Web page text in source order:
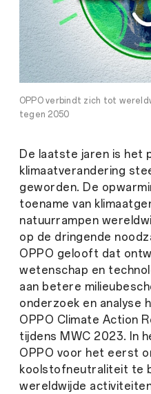
OPPO verbindt zich tot
tegen 2050
De laatste jaren is het
klimaatverandering
geworden. De
toename van
natuurrampen
op de dringende
OPPO gelooft dat
wetenschap en
aan betere
onderzoek en analyse
OPPO Climate Action
tijdens MWC 2023. In
OPPO voor het eerst
koolstofneutraliteit te
wereldwijde